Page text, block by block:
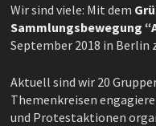
Wir sind viele: Mit dem
Sammlungsbewegung
September 2018 in Berlin
Aktuell sind wir 20
Themenkreisen
und Protestaktionen